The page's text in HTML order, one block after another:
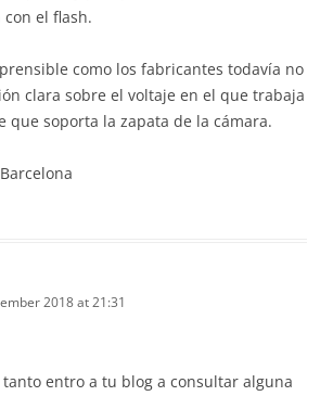
el flash.
como los fabricantes todavía no
clara sobre el voltaje en el que trabaja
que soporta la zapata de la cámara.
2018 at 21:31
tanto entro a tu blog a consultar alguna